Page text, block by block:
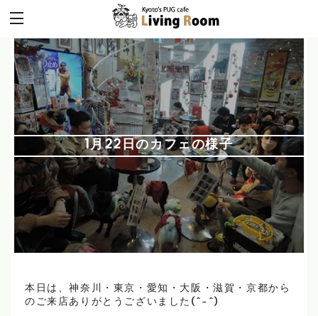
1月22日のカフェの様子
本日は、神奈川・東京・愛知・大阪・滋賀・京都から
のご来店ありがとうございました(^-^)